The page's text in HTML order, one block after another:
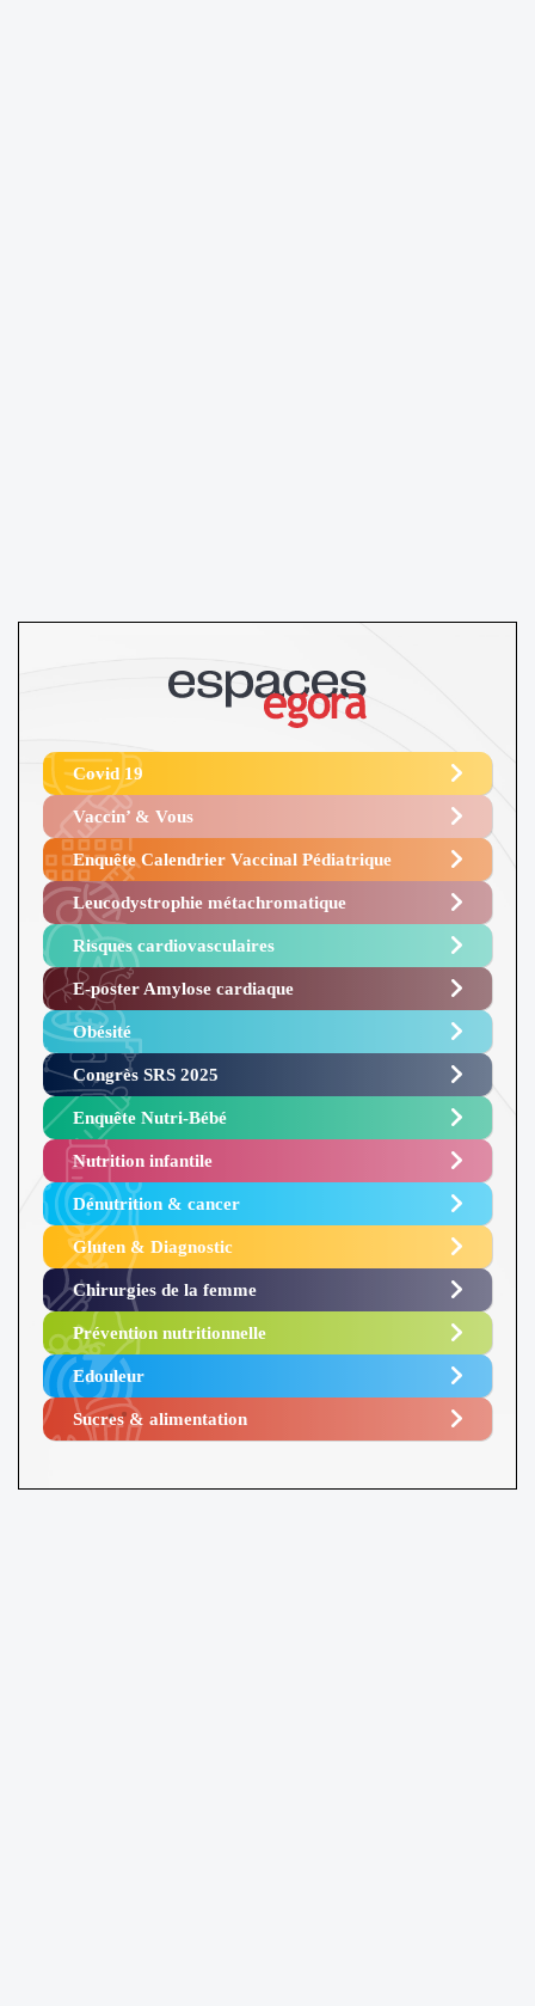
Covid 19
Vaccin’ & Vous
Enquête Calendrier Vaccinal Pédiatrique
Leucodystrophie métachromatique
Risques cardiovasculaires
E-poster Amylose cardiaque ​
Obésité ​
Congrès SRS 2025 ​
Enquête Nutri-Bébé ​
Nutrition infantile
Dénutrition & cancer
Gluten & Diagnostic
Chirurgies de la femme
Prévention nutritionnelle
Edouleur​
Sucres & alimentation​